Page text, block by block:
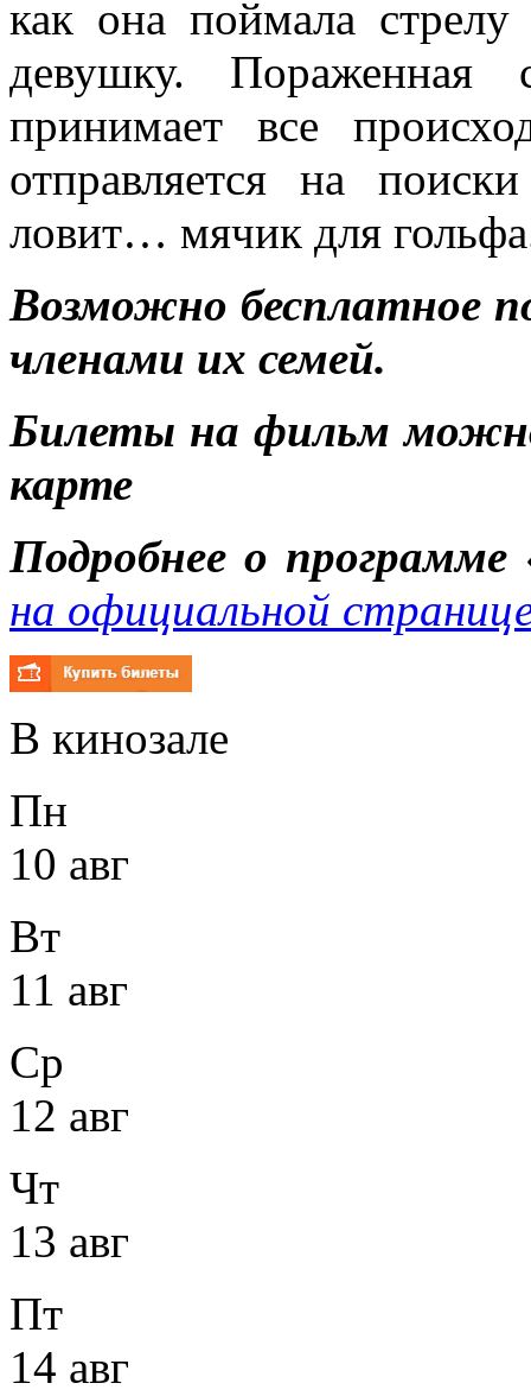
как она поймала
девушку. Пораженная
принимает все
отправляется на
ловит… мячик для
Возможно бесплатное
членами их семей.
Билеты на фильм
карте
Подробнее о программе
на официальной
В кинозале
Пн
10 авг
Вт
11 авг
Ср
12 авг
Чт
13 авг
Пт
14 авг